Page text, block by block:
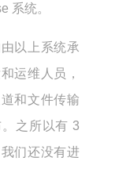
系统。
以上系统承
运维人员，
和文件传输
之所以有 3
们还没有进